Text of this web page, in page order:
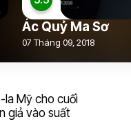
Ác Quỷ Ma Sơ
07 Tháng 09, 2018